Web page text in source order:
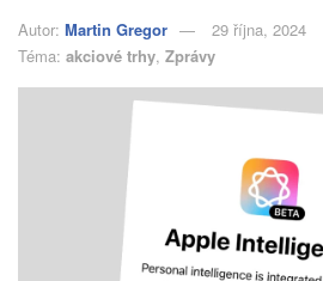
Autor: Martin Gregor
29 října, 2024
Téma: akciové trhy, Zprávy